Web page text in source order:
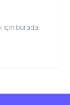
için burada.